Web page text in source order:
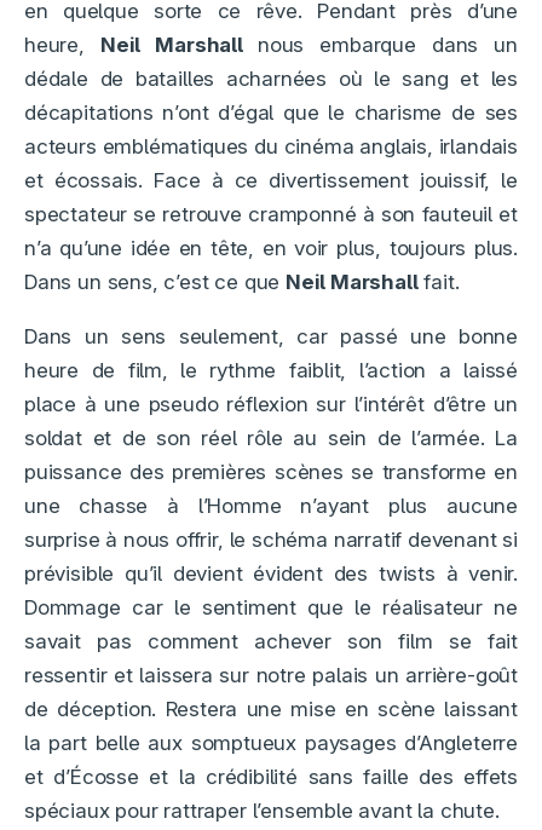
en quelque sorte ce rêve. Pendant près d’une
heure, Neil Marshall nous embarque dans un
dédale de batailles acharnées où le sang et les
décapitations n’ont d’égal que le charisme de ses
acteurs emblématiques du cinéma anglais, irlandais
et écossais. Face à ce divertissement jouissif, le
spectateur se retrouve cramponné à son fauteuil et
n’a qu’une idée en tête, en voir plus, toujours plus.
Dans un sens, c’est ce que Neil Marshallfait.
Dans un sens seulement, car passé une bonne
heure de film, le rythme faiblit, l’action a laissé
place à une pseudo réflexion sur l’intérêt d’être un
soldat et de son réel rôle au sein de l’armée. La
puissance des premières scènes se transforme en
une chasse à l’Homme n’ayant plus aucune
surprise à nous offrir, le schéma narratif devenant si
prévisible qu’il devient évident des twists à venir.
Dommage car le sentiment que le réalisateur ne
savait pas comment achever son film se fait
ressentir et laissera sur notre palais un arrière-goût
de déception. Restera une mise en scène laissant
la part belle aux somptueux paysages d’Angleterre
et d’Écosse et la crédibilité sans faille des effets
spéciaux pour rattraper l’ensemble avant la chute.